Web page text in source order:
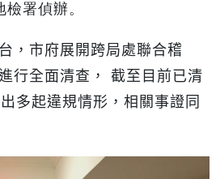
署偵辦。
，市府展開跨局處聯合稽
行全面清查， 截至目前已清
多起違規情形，相關事證同